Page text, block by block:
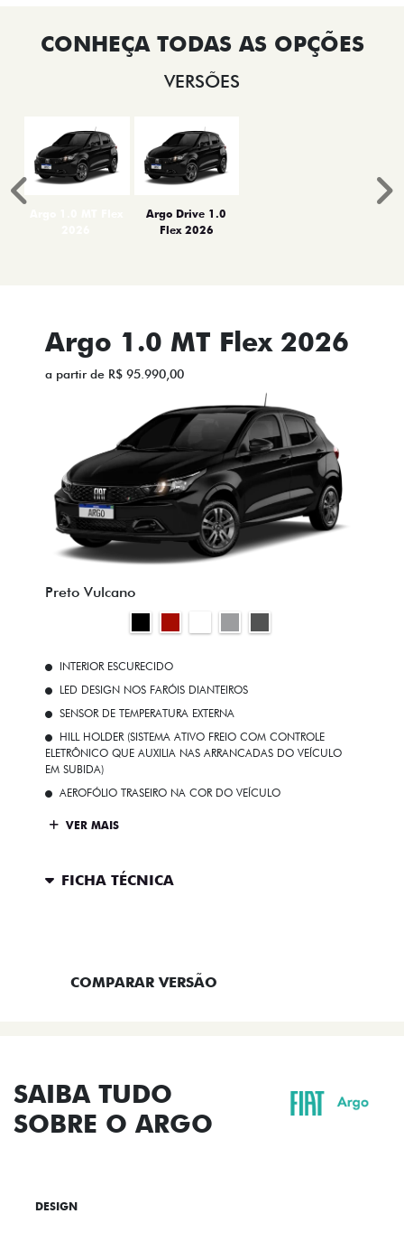
VERSÕES
Argo Drive 1.0
Flex 2026
Anterior
Argo 1.0 MT Flex 2026
a partir de R$ 95.990,00
Preto Vulcano
INTERIOR ESCURECIDO
LED DESIGN NOS FARÓIS DIANTEIROS
SENSOR DE TEMPERATURA EXTERNA
HILL HOLDER (SISTEMA ATIVO FREIO COM CONTROLE
ELETRÔNICO QUE AUXILIA NAS ARRANCADAS DO VEÍCULO
EM SUBIDA)
AEROFÓLIO TRASEIRO NA COR DO VEÍCULO
VER MAIS
FICHA TÉCNICA
COMPARAR VERSÃO
SAIBA TUDO
SOBRE O ARGO
DESIGN